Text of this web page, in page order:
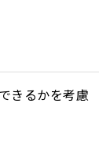
きるかを考慮